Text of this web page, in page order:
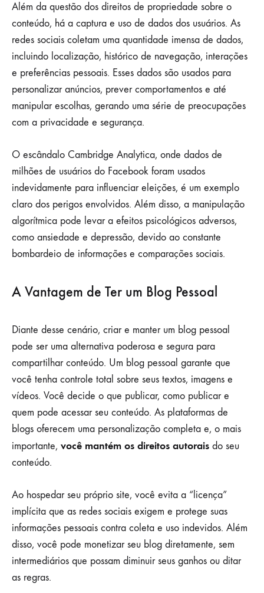
Além da questão dos direitos de propriedade sobre o
conteúdo, há a captura e uso de dados dos usuários. As
redes sociais coletam uma quantidade imensa de dados,
incluindo localização, histórico de navegação, interações
e preferências pessoais. Esses dados são usados para
personalizar anúncios, prever comportamentos e até
manipular escolhas, gerando uma série de preocupações
com a privacidade e segurança.
O escândalo Cambridge Analytica, onde dados de
milhões de usuários do Facebook foram usados
indevidamente para influenciar eleições, é um exemplo
claro dos perigos envolvidos. Além disso, a manipulação
algorítmica pode levar a efeitos psicológicos adversos,
como ansiedade e depressão, devido ao constante
bombardeio de informações e comparações sociais.
A Vantagem de Ter um Blog Pessoal
Diante desse cenário, criar e manter um blog pessoal
pode ser uma alternativa poderosa e segura para
compartilhar conteúdo. Um blog pessoal garante que
você tenha controle total sobre seus textos, imagens e
vídeos. Você decide o que publicar, como publicar e
quem pode acessar seu conteúdo. As plataformas de
blogs oferecem uma personalização completa e, o mais
importante, você mantém os direitos autorais do seu
conteúdo.
Ao hospedar seu próprio site, você evita a “licença”
implícita que as redes sociais exigem e protege suas
informações pessoais contra coleta e uso indevidos. Além
disso, você pode monetizar seu blog diretamente, sem
intermediários que possam diminuir seus ganhos ou ditar
as regras.